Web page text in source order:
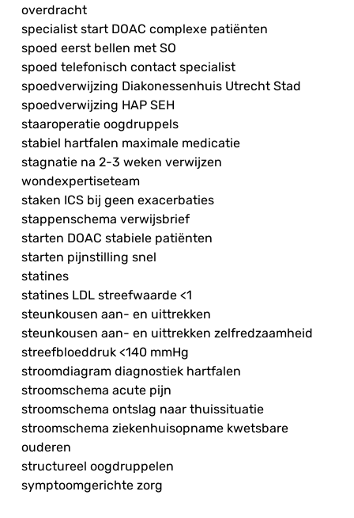
overdracht
specialist start DOAC complexe patiënten
spoed eerst bellen met SO
spoed telefonisch contact specialist
spoedverwijzing Diakonessenhuis Utrecht Stad
spoedverwijzing HAP SEH
staaroperatie oogdruppels
stabiel hartfalen maximale medicatie
stagnatie na 2-3 weken verwijzen
wondexpertiseteam
staken ICS bij geen exacerbaties
stappenschema verwijsbrief
starten DOAC stabiele patiënten
starten pijnstilling snel
statines
statines LDL streefwaarde <1
steunkousen aan- en uittrekken
steunkousen aan- en uittrekken zelfredzaamheid
streefbloeddruk <140 mmHg
stroomdiagram diagnostiek hartfalen
stroomschema acute pijn
stroomschema ontslag naar thuissituatie
stroomschema ziekenhuisopname kwetsbare
ouderen
structureel oogdruppelen
symptoomgerichte zorg